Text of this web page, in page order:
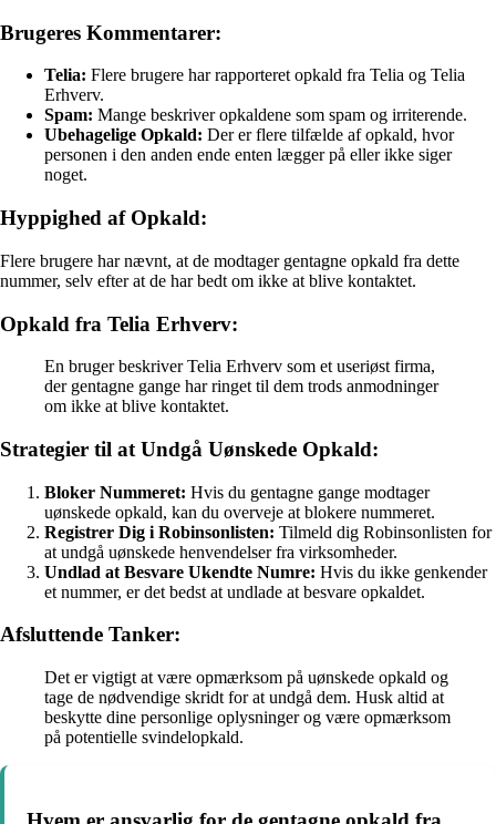
Brugeres Kommentarer:
Telia: Flere brugere har rapporteret opkald fra Telia og Telia
Erhverv.
Spam: Mange beskriver opkaldene som spam og irriterende.
Ubehagelige Opkald: Der er flere tilfælde af opkald, hvor
personen i den anden ende enten lægger på eller ikke siger
noget.
Hyppighed af Opkald:
Flere brugere har nævnt, at de modtager gentagne opkald fra dette
nummer, selv efter at de har bedt om ikke at blive kontaktet.
Opkald fra Telia Erhverv:
En bruger beskriver Telia Erhverv som et useriøst firma,
der gentagne gange har ringet til dem trods anmodninger
om ikke at blive kontaktet.
Strategier til at Undgå Uønskede Opkald:
Bloker Nummeret: Hvis du gentagne gange modtager
uønskede opkald, kan du overveje at blokere nummeret.
Registrer Dig i Robinsonlisten: Tilmeld dig Robinsonlisten for
at undgå uønskede henvendelser fra virksomheder.
Undlad at Besvare Ukendte Numre: Hvis du ikke genkender
et nummer, er det bedst at undlade at besvare opkaldet.
Afsluttende Tanker:
Det er vigtigt at være opmærksom på uønskede opkald og
tage de nødvendige skridt for at undgå dem. Husk altid at
beskytte dine personlige oplysninger og være opmærksom
på potentielle svindelopkald.